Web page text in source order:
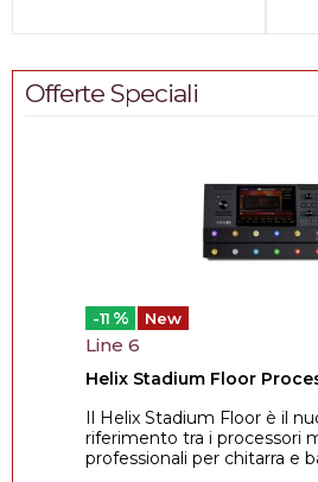
Offerte Speciali
-11 % New
Line 6
Helix Stadium Floor
Il Helix Stadium Floor è il
riferimento tra i processori
professionali per chitarra e